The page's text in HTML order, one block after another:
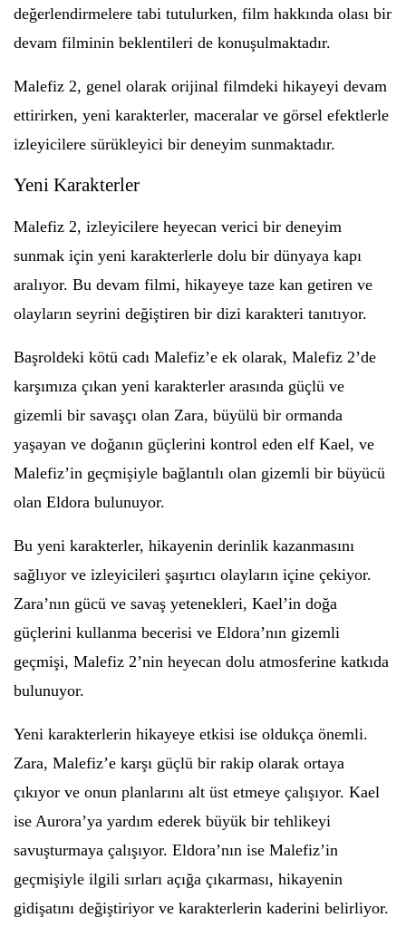
değerlendirmelere tabi tutulurken, film hakkında olası bir
devam filminin beklentileri de konuşulmaktadır.
Malefiz 2, genel olarak orijinal filmdeki hikayeyi devam
ettirirken, yeni karakterler, maceralar ve görsel efektlerle
izleyicilere sürükleyici bir deneyim sunmaktadır.
Yeni Karakterler
Malefiz 2, izleyicilere heyecan verici bir deneyim
sunmak için yeni karakterlerle dolu bir dünyaya kapı
aralıyor. Bu devam filmi, hikayeye taze kan getiren ve
olayların seyrini değiştiren bir dizi karakteri tanıtıyor.
Başroldeki kötü cadı Malefiz’e ek olarak, Malefiz 2’de
karşımıza çıkan yeni karakterler arasında güçlü ve
gizemli bir savaşçı olan Zara, büyülü bir ormanda
yaşayan ve doğanın güçlerini kontrol eden elf Kael, ve
Malefiz’in geçmişiyle bağlantılı olan gizemli bir büyücü
olan Eldora bulunuyor.
Bu yeni karakterler, hikayenin derinlik kazanmasını
sağlıyor ve izleyicileri şaşırtıcı olayların içine çekiyor.
Zara’nın gücü ve savaş yetenekleri, Kael’in doğa
güçlerini kullanma becerisi ve Eldora’nın gizemli
geçmişi, Malefiz 2’nin heyecan dolu atmosferine katkıda
bulunuyor.
Yeni karakterlerin hikayeye etkisi ise oldukça önemli.
Zara, Malefiz’e karşı güçlü bir rakip olarak ortaya
çıkıyor ve onun planlarını alt üst etmeye çalışıyor. Kael
ise Aurora’ya yardım ederek büyük bir tehlikeyi
savuşturmaya çalışıyor. Eldora’nın ise Malefiz’in
geçmişiyle ilgili sırları açığa çıkarması, hikayenin
gidişatını değiştiriyor ve karakterlerin kaderini belirliyor.